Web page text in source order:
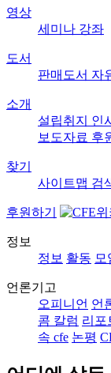
영상
세미나 강좌
도서
판매도서 자
소개
설립취지 인
보도자료 후
찾기
사이트맵 검
후원하기
정보
정보 활동 모
언론기고
오피니언 언
콤 칼럼 리포
속 cfe 논평